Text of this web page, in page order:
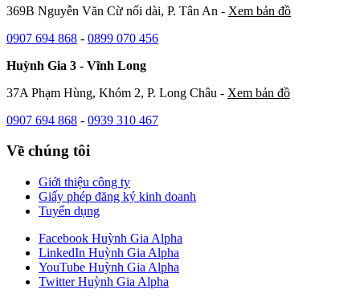
369B Nguyễn Văn Cừ nối dài, P. Tân An - Xem bản đồ
0907 694 868 - 0899 070 456
Huỳnh Gia 3 - Vĩnh Long
37A Phạm Hùng, Khóm 2, P. Long Châu - Xem bản đồ
0907 694 868 - 0939 310 467
Về chúng tôi
Giới thiệu công ty
Giấy phép đăng ký kinh doanh
Tuyển dụng
Facebook Huỳnh Gia Alpha
LinkedIn Huỳnh Gia Alpha
YouTube Huỳnh Gia Alpha
Twitter Huỳnh Gia Alpha